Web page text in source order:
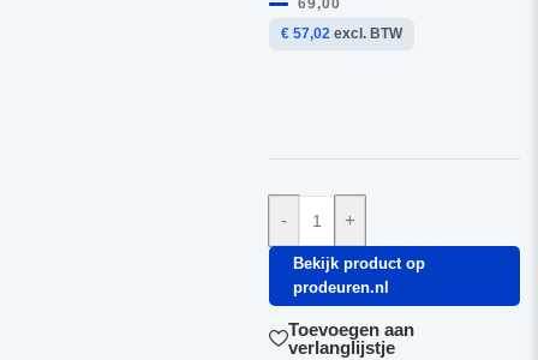
69,00
€ 57,02excl. BTW
- +
Bekijk product op
prodeuren.nl
Toevoegen aan
verlanglijstje